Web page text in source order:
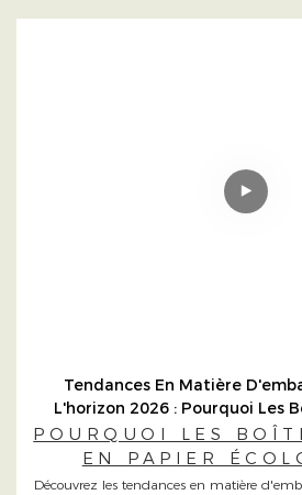
Tendances En Matière
L'horizon 2026 : Pourquoi Les
Papier Écologique
POURQUOI LES
EN PAPIER
DOMINENT LE
Découvrez les tendances en matière